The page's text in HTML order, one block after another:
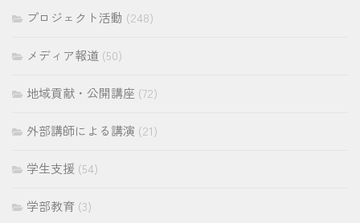
プロジェクト活動 (248)
メディア報道 (50)
地域貢献・公開講座 (72)
外部講師による講演 (21)
学生支援 (54)
学部教育 (3)